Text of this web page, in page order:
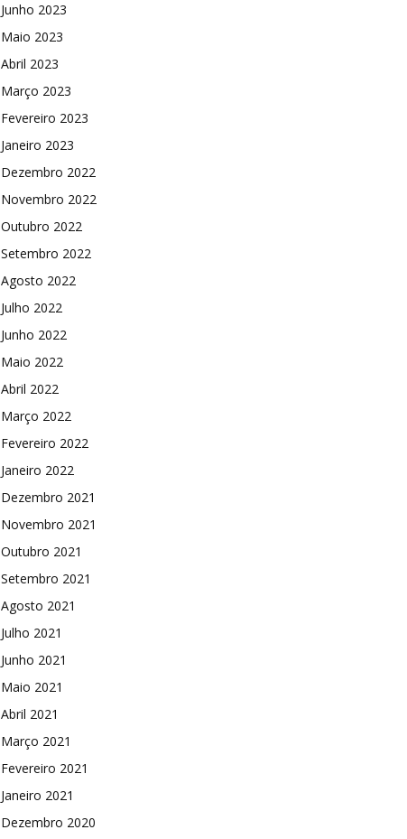
Junho 2023
Maio 2023
Abril 2023
Março 2023
Fevereiro 2023
Janeiro 2023
Dezembro 2022
Novembro 2022
Outubro 2022
Setembro 2022
Agosto 2022
Julho 2022
Junho 2022
Maio 2022
Abril 2022
Março 2022
Fevereiro 2022
Janeiro 2022
Dezembro 2021
Novembro 2021
Outubro 2021
Setembro 2021
Agosto 2021
Julho 2021
Junho 2021
Maio 2021
Abril 2021
Março 2021
Fevereiro 2021
Janeiro 2021
Dezembro 2020